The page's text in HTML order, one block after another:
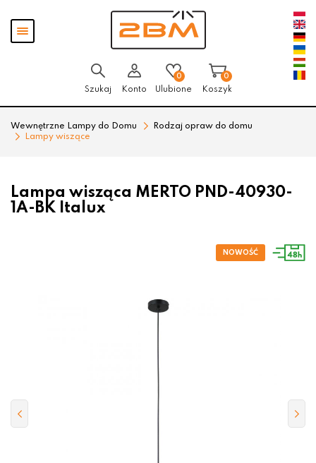
Pokaż
menu
Szukaj Konto
0
Ulubione
0
Koszyk
Wewnętrzne Lampy do Domu
Rodzaj opraw do domu
Lampy wiszące
Lampa wisząca MERTO PND-40930-
1A-BK Italux